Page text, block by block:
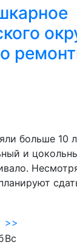
больше 10
и
>>
Вс